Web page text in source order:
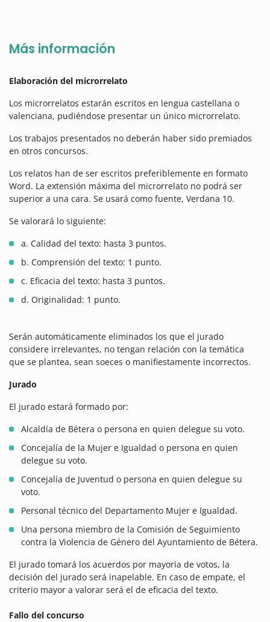
Más información
Elaboración del microrrelato
Los microrrelatos estarán escritos en lengua castellana o
valenciana, pudiéndose presentar un único microrrelato.
Los trabajos presentados no deberán haber sido premiados
en otros concursos.
Los relatos han de ser escritos preferiblemente en formato
Word. La extensión máxima del microrrelato no podrá ser
superior a una cara. Se usará como fuente, Verdana 10.
Se valorará lo siguiente:
a. Calidad del texto: hasta 3 puntos.
b. Comprensión del texto: 1 punto.
c. Eficacia del texto: hasta 3 puntos.
d. Originalidad: 1 punto.
Serán automáticamente eliminados los que el jurado
considere irrelevantes, no tengan relación con la temática
que se plantea, sean soeces o manifiestamente incorrectos.
Jurado
El jurado estará formado por:
Alcaldía de Bétera o persona en quien delegue su voto.
Concejalía de la Mujer e Igualdad o persona en quien
delegue su voto.
Concejalía de Juventud o persona en quien delegue su
voto.
Personal técnico del Departamento Mujer e Igualdad.
Una persona miembro de la Comisión de Seguimiento
contra la Violencia de Género del Ayuntamiento de Bétera.
El jurado tomará los acuerdos por mayoría de votos, la
decisión del jurado será inapelable. En caso de empate, el
criterio mayor a valorar será el de eficacia del texto.
Fallo del concurso